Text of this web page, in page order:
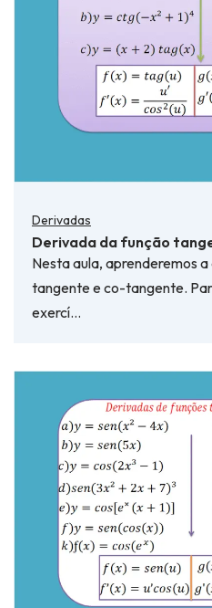
Derivadas
Derivada da função
Nesta aula, aprenderemos
tangente e co-tangente.
exercí…